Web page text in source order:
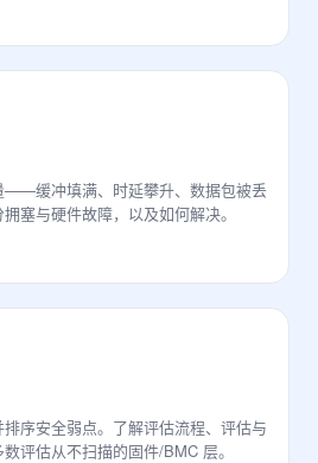
——缓冲填满、时延攀升、数据包被丢
塞与硬件故障，以及如何解决。
序安全弱点。了解评估流程、评估与
评估从不扫描的固件/BMC 层。